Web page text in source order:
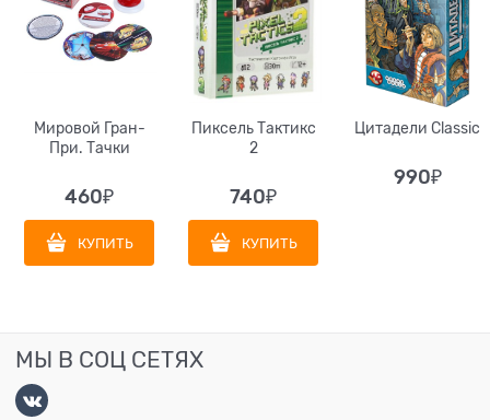
Мировой Гран-
При. Тачки
460₽
КУПИТЬ
Пиксель Тактикс
2
740₽
КУПИТЬ
Цитадели Classic
990₽
МЫ В СОЦ СЕТЯХ